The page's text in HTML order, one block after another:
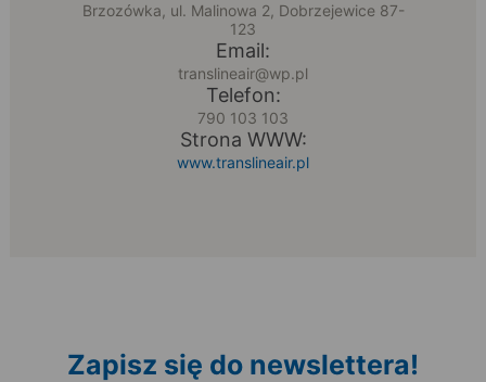
Brzozówka, ul. Malinowa 2, Dobrzejewice 87-
123
Email:
translineair@wp.pl
Telefon:
790 103 103
Strona WWW:
www.translineair.pl
Zapisz się do newslettera!